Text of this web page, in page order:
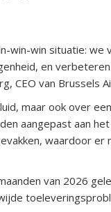
win-win situatie: we
en
CEO van Brussels
maar ook over
aangepast aan
waardoor er
van 2026